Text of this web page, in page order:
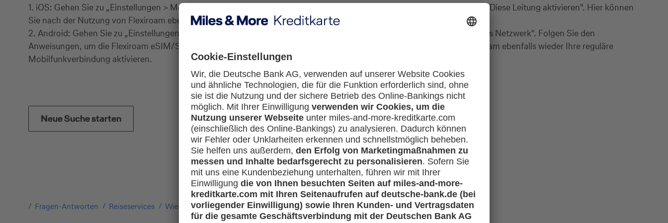
1. iOS: Gehen Sie zu „Einstellungen > Mobilfunk > SIMs" und wählen Sie die „FlexiroamX" eSIM/SIM aus. Klicken Sie auf „Diese Leitung aktivieren". Hier können
Sie nach der Nutzung von Flexiroam ebenfalls wieder Ihre reguläre Mobilfunkverbindung aktivieren.
2. Android: Gehen Sie zu „Einstellungen > Netzwerk & Internet > Verbindungen" und tippen Sie auf das „+" neben „Mobiles Netzwerk". Folgen Sie den
Anweisungen, um die Flexiroam eSIM/SIM hinzuzufügen und zu aktivieren. Hier können Sie nach der Nutzung von Flexiroam ebenfalls wieder Ihre reguläre
Mobilfunkverbindung aktivieren.
Neue Suche starten
Fragen-Antworten Reiseservices Wie funktioniert die Nutzung von Flexiroam?